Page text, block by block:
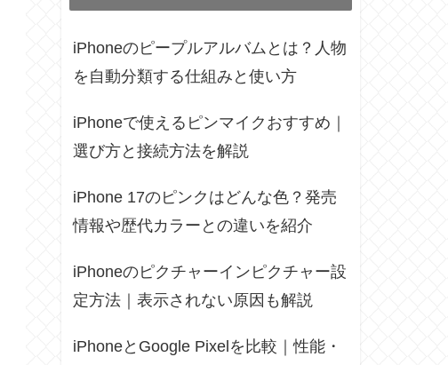
iPhoneのピープルアルバムとは？人物
を自動分類する仕組みと使い方
iPhoneで使えるピンマイクおすすめ｜
選び方と接続方法を解説
iPhone 17のピンクはどんな色？発売
情報や歴代カラーとの違いを紹介
iPhoneのピクチャーインピクチャー設
定方法｜表示されない原因も解説
iPhoneとGoogle Pixelを比較｜性能・